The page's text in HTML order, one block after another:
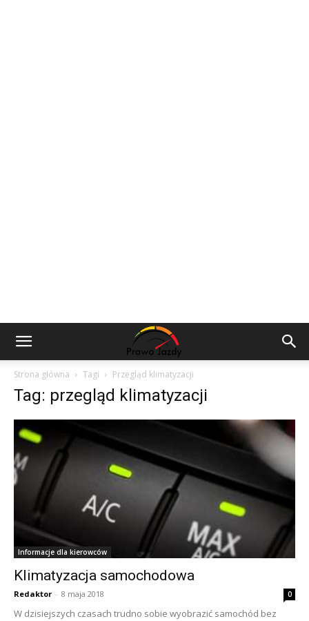
Strona główna Tagi Przegląd klimatyzacji
Tag: przegląd klimatyzacji
Informacje dla kierowców
Klimatyzacja samochodowa
Redaktor - 8 maja 2018 0
W dzisiejszych czasach trudno sobie wyobrazić samochód bez